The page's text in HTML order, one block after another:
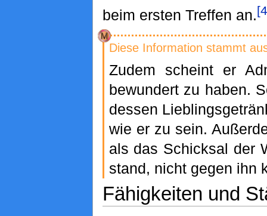
beim ersten Treffen an.
Diese Information stammt
Zudem scheint er
bewundert zu haben.
dessen
wie er zu sein.
als das Schicksal der
stand, nicht gegen ihn
Fähigkeiten und